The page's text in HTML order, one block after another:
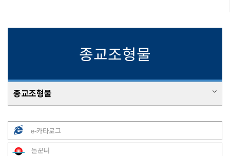
종교조형물
종교조형물
e-카타로그
돌꾼터